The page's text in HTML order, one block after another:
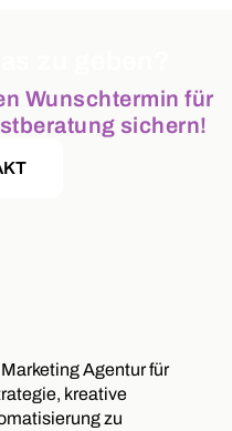
Wunschtermin für
sichern!
Agentur für
kreative
zu